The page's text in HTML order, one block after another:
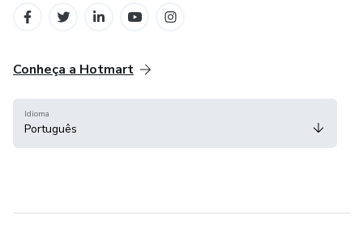
Conheça a Hotmart
Idioma
Português